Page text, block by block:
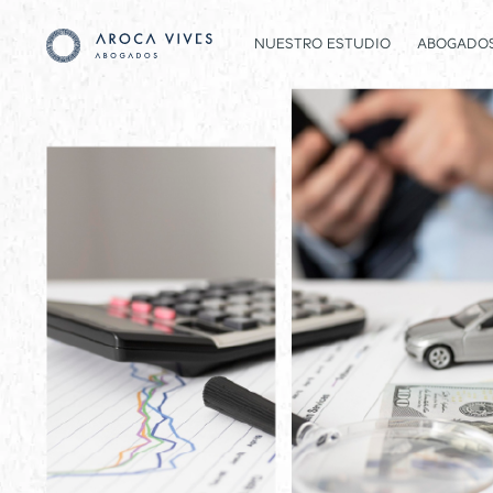
NUESTRO ESTUDIO